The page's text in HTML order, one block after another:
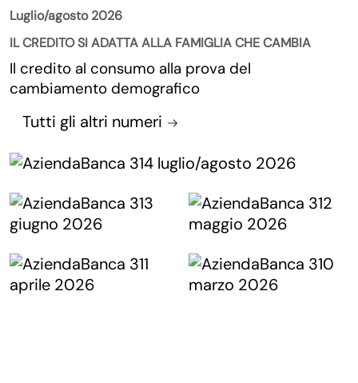
Luglio/agosto 2026
IL CREDITO SI ADATTA ALLA FAMIGLIA CHE CAMBIA
Il credito al consumo alla prova del
cambiamento demografico
Tutti gli altri numeri